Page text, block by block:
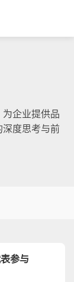
企业提供品
深度思考与前
参与